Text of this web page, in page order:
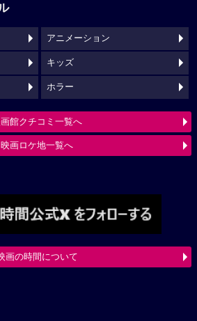
アニメーション
キッズ
ホラー
館クチコミ一覧へ
映画ロケ地一覧へ
画の時間について